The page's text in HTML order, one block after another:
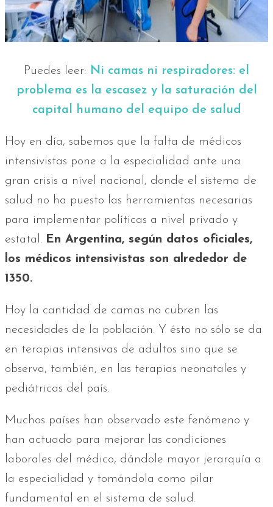
Puedes leer: Ni camas ni respiradores: el
problema es la escasez y la saturación del
capital humano del equipo de salud
Hoy en día, sabemos que la falta de médicos
intensivistas pone a la especialidad ante una
gran crisis a nivel nacional, donde el sistema de
salud no ha puesto las herramientas necesarias
para implementar políticas a nivel privado y
estatal. En Argentina, según datos oficiales,
los médicos intensivistas son alrededor de
1350.
Hoy la cantidad de camas no cubren las
necesidades de la población. Y ésto no sólo se da
en terapias intensivas de adultos sino que se
observa, también, en las terapias neonatales y
pediátricas del país.
Muchos países han observado este fenómeno y
han actuado para mejorar las condiciones
laborales del médico, dándole mayor jerarquía a
la especialidad y tomándola como pilar
fundamental en el sistema de salud.